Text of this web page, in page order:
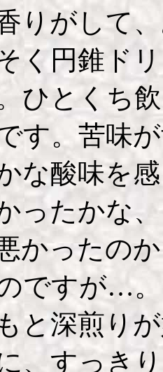
りがして
く円錐ド
ひとくち
す。苦味
な酸味を
ったかな
かったの
ですが…
と深煎り
、すっき